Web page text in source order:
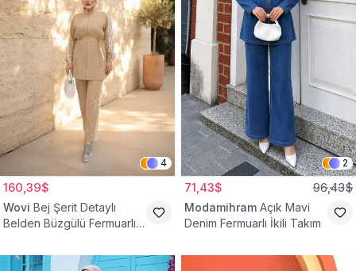
4
160,39$
Wovi Bej Şerit Detaylı
Belden Büzgülü Fermuarlı
2
71,43$ 96,43$
Modamihram Açık Mavi
Denim Fermuarlı İkili Takım